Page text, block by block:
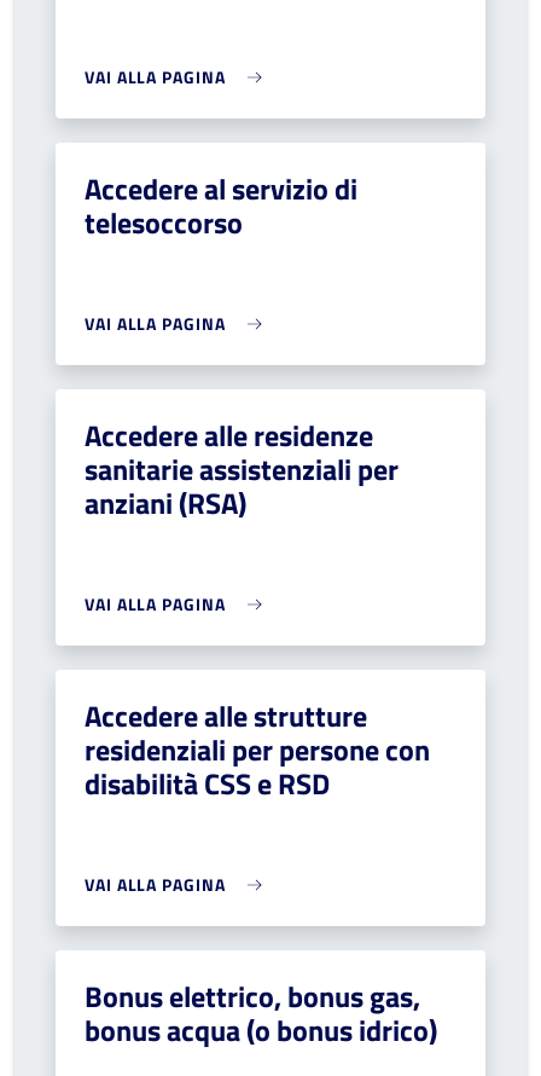
VAI ALLA PAGINA
Accedere al servizio di
telesoccorso
VAI ALLA PAGINA
Accedere alle residenze
sanitarie assistenziali per
anziani (RSA)
VAI ALLA PAGINA
Accedere alle strutture
residenziali per persone con
disabilità CSS e RSD
VAI ALLA PAGINA
Bonus elettrico, bonus gas,
bonus acqua (o bonus idrico)